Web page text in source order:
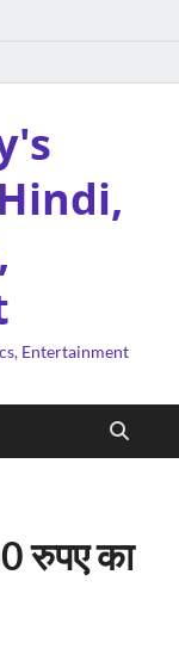
Entertainment
रुपए का